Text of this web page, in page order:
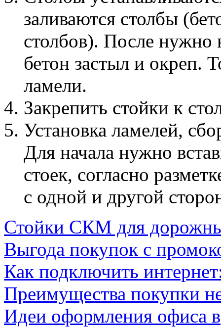
заливаются столбы
столбов). После нужно
бетон застыл и окреп.
ламели.
Закрепить стойки к
Установка ламелей,
Для начала нужно
стоек, согласно
с одной и другой
Стойки СКМ для
Выгода покупок с
Как подключить
Преимущества покупки
Идеи оформления офиса в